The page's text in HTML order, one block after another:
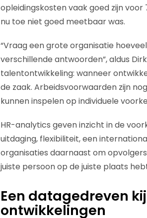
opleidingskosten vaak goed zijn
nu toe niet goed meetbaar was.
“Vraag een grote organisatie
verschillende antwoorden”, aldus
talentontwikkeling: wanneer
de zaak. Arbeidsvoorwaarden zijn
kunnen inspelen op individuele
HR-analytics geven inzicht in de
uitdaging, flexibiliteit, een
organisaties daarnaast om
juiste persoon op de juiste plaats
Een datagedreven
ontwikkelingen